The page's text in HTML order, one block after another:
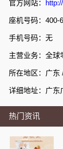
官方网站：
座机号码：400-
手机号码：无
主营业务：全球
所在地区：广东
热门资讯